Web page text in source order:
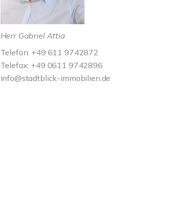
Herr Gabriel Attia
Telefon: +49 611 9742872
Telefax: +49 0611 9742896
info@stadtblick-immobilien.de